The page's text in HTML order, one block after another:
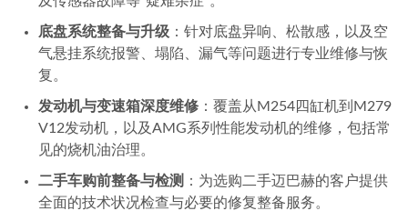
底盘系统整备与升级 ：针对底盘异响、松散感，以及空
气悬挂系统报警、塌陷、漏气等问题进行专业维修与恢
复。
发动机与变速箱深度维修 ：覆盖从M254四缸机到M279
V12发动机，以及AMG系列性能发动机的维修，包括常
见的烧机油治理。
二手车购前整备与检测
：为选购二手迈巴赫的客户提供
全面的技术状况检查与必要的修复整备服务。